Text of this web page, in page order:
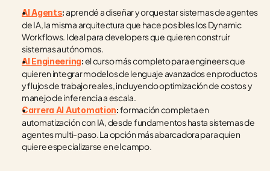
AI Agents: aprendé a diseñar y orquestar sistemas de agentes
de IA, la misma arquitectura que hace posibles los Dynamic
Workflows. Ideal para developers que quieren construir
sistemas autónomos.
AI Engineering: el curso más completo para engineers que
quieren integrar modelos de lenguaje avanzados en productos
y flujos de trabajo reales, incluyendo optimización de costos y
manejo de inferencia a escala.
Carrera AI Automation: formación completa en
automatización con IA, desde fundamentos hasta sistemas de
agentes multi-paso. La opción más abarcadora para quien
quiere especializarse en el campo.